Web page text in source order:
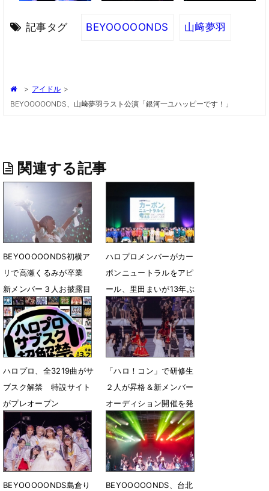
記事タグ BEYOOOOONDS 山﨑夢羽
> アイドル >
BEYOOOOONDS、山﨑夢羽ラスト公演「銀河一ユハッピーです！」
関連する記事
BEYOOOOONDS初横ア
リで高瀬くるみが卒業
新メンバー３人お披露目
で新たな歴史の幕開けへ
6月17日 13時35分
ハロプロメンバーがカー
ボンニュートラルをアピ
ール、里田まいが13年ぶ
りに登場
3月21日 15時45分
ハロプロ、全3219曲がサ
ブスク解禁 特設サイト
がプレオープン
2月9日 18時11分
「ハロ！コン」で研修生
２人が昇格＆新メンバー
オーディション開催を発
表
8月16日 18時46分
BEYOOOOONDS島倉り
BEYOOOOONDS、台北